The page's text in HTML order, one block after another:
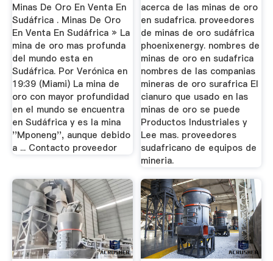
Minas De Oro En Venta En
Sudáfrica . Minas De Oro
En Venta En Sudáfrica » La
mina de oro mas profunda
del mundo esta en
Sudáfrica. Por Verónica en
19:39 (Miami) La mina de
oro con mayor profundidad
en el mundo se encuentra
en Sudáfrica y es la mina
''Mponeng'', aunque debido
a ... Contacto proveedor
acerca de las minas de oro
en sudafrica. proveedores
de minas de oro sudáfrica
phoenixenergy. nombres de
minas de oro en sudafrica
nombres de las companias
mineras de oro surafrica El
cianuro que usado en las
minas de oro se puede
Productos Industriales y
Lee mas. proveedores
sudafricano de equipos de
mineria.